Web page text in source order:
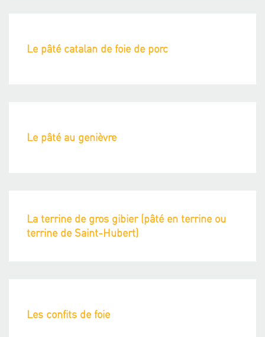
Le pâté catalan de foie de porc
Le pâté au genièvre
La terrine de gros gibier (pâté en terrine ou
terrine de Saint-Hubert)
Les confits de foie